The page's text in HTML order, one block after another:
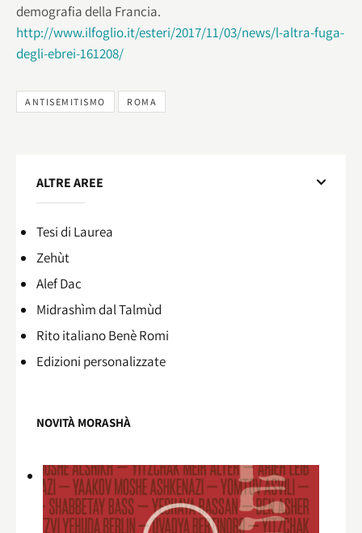
demografia della Francia.
http://www.ilfoglio.it/esteri/2017/11/03/news/l-altra-fuga-
degli-ebrei-161208/
ANTISEMITISMO ROMA
ALTRE AREE
Tesi di Laurea
Zehùt
Alef Dac
Midrashìm dal Talmùd
Rito italiano Benè Romi​
Edizioni personalizzate
NOVITÀ MORASHÀ